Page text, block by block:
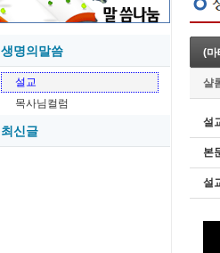
생명의말씀
설교
목사님컬럼
최신글
05-26 (
05-20 (
05-20 (
05-18 (
(마
샬
설
본
설